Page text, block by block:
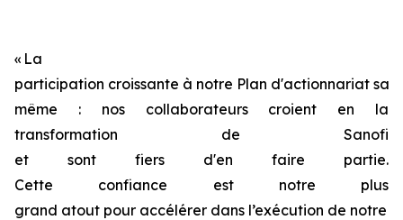
« La
participation croissante à notre Plan d'actionnariat
même : nos collaborateurs croient en la
transformation de Sanofi
et sont fiers d'en faire partie.
Cette confiance est notre plus
grand atout pour accélérer dans l’exécution de notre